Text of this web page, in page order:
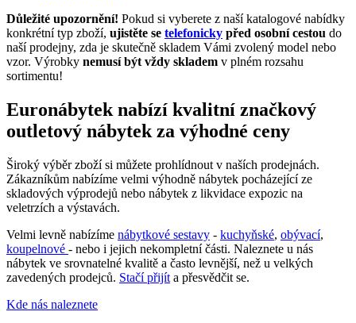
Důležité upozornění! Pokud si vyberete z naší katalogové nabídky
konkrétní typ zboží, ujistěte se telefonicky před osobní cestou do
naší prodejny, zda je skutečně skladem Vámi zvolený model nebo
vzor. Výrobky nemusí být vždy skladem v plném rozsahu
sortimentu!
Euronábytek nabízí kvalitní značkový
outletový nábytek za výhodné ceny
Široký výběr zboží si můžete prohlídnout v naších prodejnách.
Zákazníkům nabízíme velmi výhodně nábytek pocházející ze
skladových výprodejů nebo nábytek z likvidace expozic na
veletrzích a výstavách.
Velmi levně nabízíme nábytkové sestavy - kuchyňské, obývací,
koupelnové - nebo i jejich nekompletní části. Naleznete u nás
nábytek ve srovnatelné kvalitě a často levnější, než u velkých
zavedených prodejců. Stačí přijít a přesvědčit se.
Kde nás naleznete